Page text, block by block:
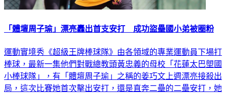
運動實境秀《超級王牌棒球隊》由各領域的專業運動員下場打
棒球，最新一集他們對戰總教頭黃忠義的母校「花蓮太巴塱國
小棒球隊」，有「體壇周子瑜」之稱的姜巧文上週漂亮接殺出